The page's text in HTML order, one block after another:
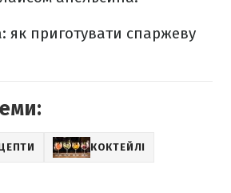
як приготувати спаржеву
КОКТЕЙЛІ